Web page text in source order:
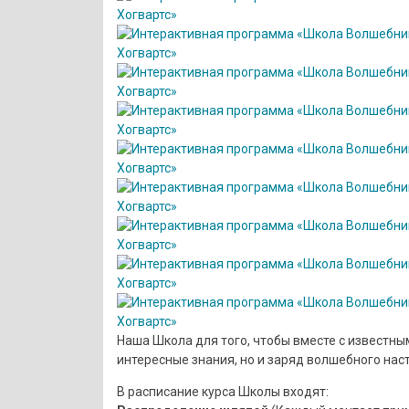
Наша Школа для того, чтобы вместе с
интересные знания, но и заряд волшебного
В расписание курса Школы входят: